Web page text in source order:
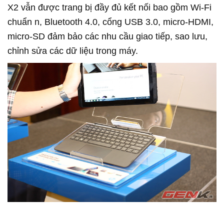
X2 vẫn được trang bị đầy đủ kết nối bao gồm Wi-Fi
chuẩn n, Bluetooth 4.0, cổng USB 3.0, micro-HDMI,
micro-SD đảm bảo các nhu cầu giao tiếp, sao lưu,
chỉnh sửa các dữ liệu trong máy.